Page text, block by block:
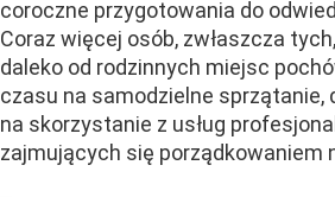
coroczne przygotowania do
Coraz więcej osób, zwłaszcza
daleko od rodzinnych miejsc
czasu na samodzielne sprzątanie,
na skorzystanie z usług
zajmujących się porządkowaniem